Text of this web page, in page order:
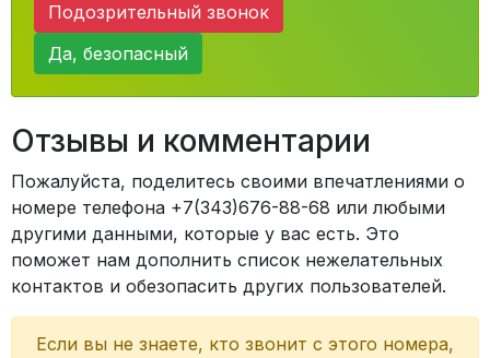
Подозрительный звонок
Да, безопасный
Отзывы и комментарии
Пожалуйста, поделитесь своими впечатлениями о
номере телефона +7(343)676-88-68 или любыми
другими данными, которые у вас есть. Это
поможет нам дополнить список нежелательных
контактов и обезопасить других пользователей.
Если вы не знаете, кто звонит с этого номера,